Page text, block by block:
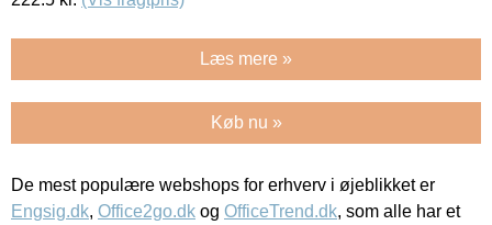
Læs mere »
Køb nu »
De mest populære webshops for erhverv i øjeblikket er
Engsig.dk, Office2go.dk og OfficeTrend.dk, som alle har et